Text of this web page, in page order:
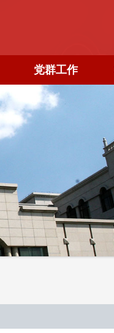
党群工作